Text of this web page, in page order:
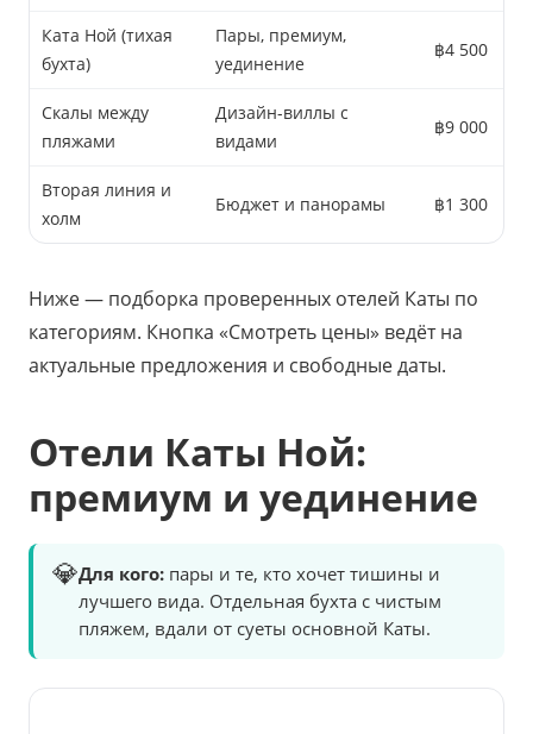
Ката Ной (тихая
бухта)
Пары, премиум,
уединение
฿4 500
Скалы между
пляжами
Дизайн-виллы с
видами
฿9 000
Вторая линия и
холм
Бюджет и панорамы ฿1 300
Ниже — подборка проверенных отелей Каты по
категориям. Кнопка «Смотреть цены» ведёт на
актуальные предложения и свободные даты.
Отели Каты Ной:
премиум и уединение
💎Для кого: пары и те, кто хочет тишины и
лучшего вида. Отдельная бухта с чистым
пляжем, вдали от суеты основной Каты.